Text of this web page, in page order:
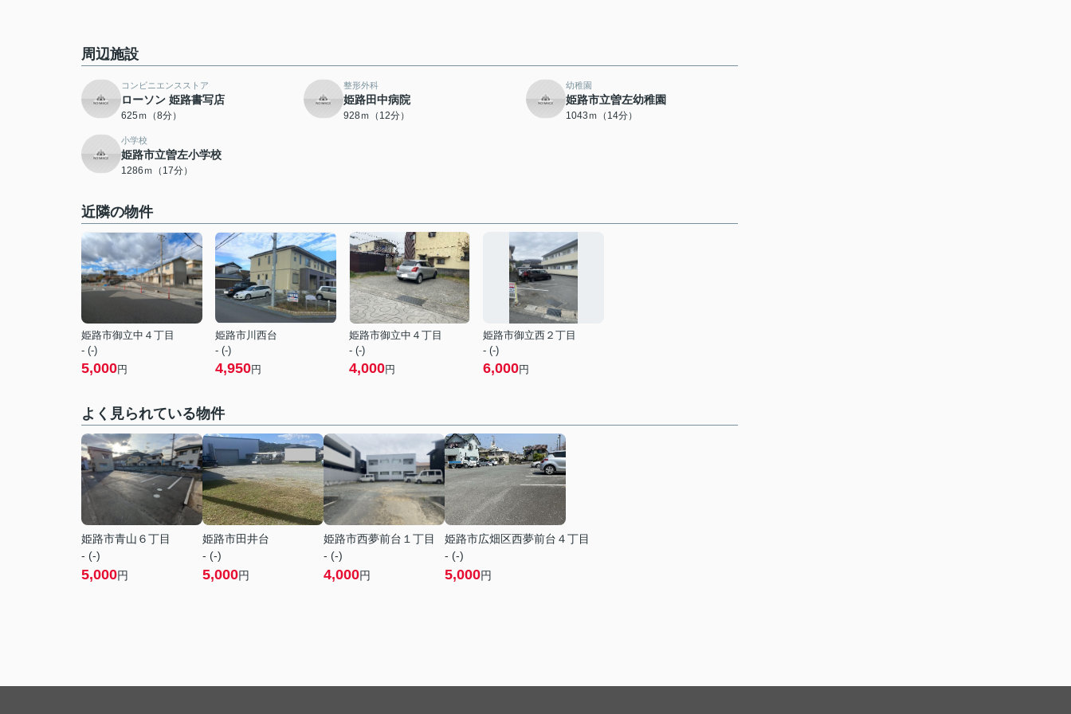
周辺施設
コンビニエンスストア
ローソン 姫路書写店
625ｍ（8分）
整形外科
姫路田中病院
928ｍ（12分）
幼稚園
姫路市立曽左幼稚園
1043ｍ（14分）
小学校
姫路市立曽左小学校
1286ｍ（17分）
近隣の物件
姫路市御立中４丁目
- (-)
5,000円
姫路市川西台
- (-)
4,950円
姫路市御立中４丁目
- (-)
4,000円
姫路市御立西２丁目
- (-)
6,000円
よく見られている物件
姫路市青山６丁目
- (-)
5,000円
姫路市田井台
- (-)
5,000円
姫路市西夢前台１丁目
- (-)
4,000円
姫路市広畑区西夢前台４丁目
- (-)
5,000円